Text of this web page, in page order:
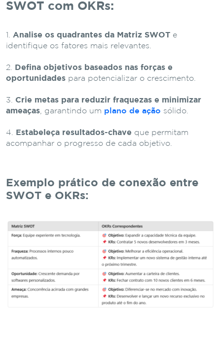
SWOT com OKRs:
Analise os quadrantes da Matriz SWOT e
identifique os fatores mais relevantes.
Defina objetivos baseados nas forças e
oportunidades para potencializar o crescimento.
Crie metas para reduzir fraquezas e minimizar
ameaças , garantindo um plano de ação sólido.
Estabeleça resultados-chave que permitam
acompanhar o progresso de cada objetivo.
Exemplo prático de conexão entre
SWOT e OKRs: